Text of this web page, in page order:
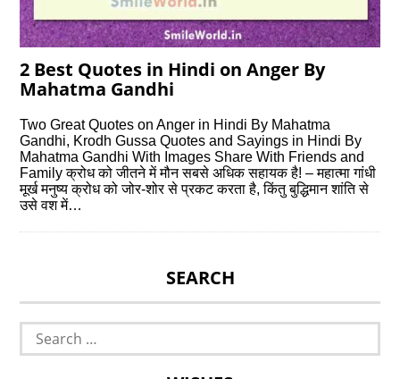
2 Best Quotes in Hindi on Anger By
Mahatma Gandhi
Two Great Quotes on Anger in Hindi By Mahatma
Gandhi, Krodh Gussa Quotes and Sayings in Hindi By
Mahatma Gandhi With Images Share With Friends and
Family क्रोध को जीतने में मौन सबसे अधिक सहायक है! – महात्मा गांधी
मूर्ख मनुष्य क्रोध को जोर-शोर से प्रकट करता है, किंतु बुद्धिमान शांति से
उसे वश में…
SEARCH
Search
for: